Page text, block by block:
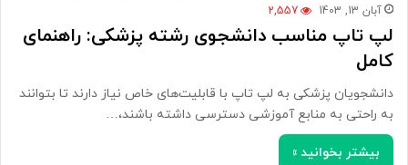
آبان 13, 1403 2,557
لپ تاپ مناسب دانشجوی رشته پزشکی: راهنمای
کامل
دانشجویان پزشکی به لپ تاپ با قابلیت‌های خاص نیاز دارند تا بتوانند
به راحتی به منابع آموزشی دسترسی داشته باشند،…
بیشتر بخوانید »